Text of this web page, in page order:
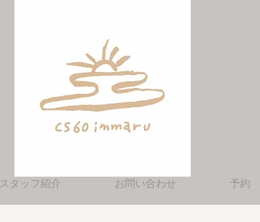
スタッフ紹介 お問い合わせ 予約